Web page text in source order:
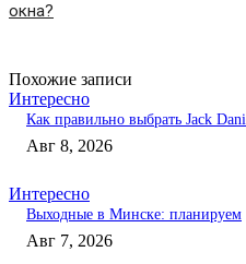
окна?
Похожие записи
Интересно
Как правильно выбрать Jack
Авг 8, 2026
Интересно
Выходные в Минске: планируем
Авг 7, 2026